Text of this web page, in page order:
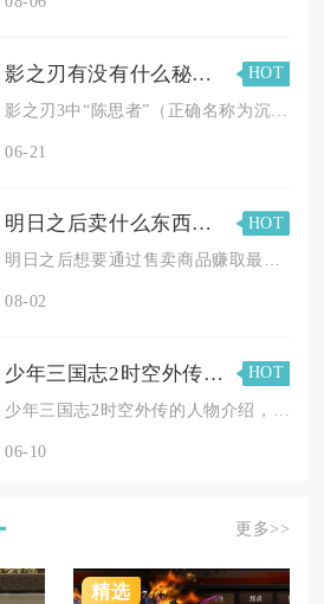
影之刃有没有什么秘籍可以帮助我得到陈思者
HOT
06-21
明日之后卖什么东西能赚取最多金条
HOT
明日之后想要通过售卖商品赚取最多金条，核心盈利品类依次为稀有...
08-02
少年三国志2时空外传在哪里能够找到人物介绍
HOT
06-10
更多>>
精选